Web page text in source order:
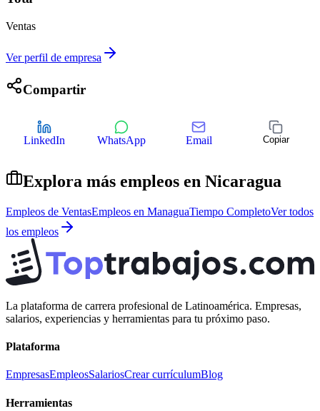
Ventas
Ver perfil de empresa
Compartir
LinkedIn WhatsApp Email Copiar
Explora más empleos en Nicaragua
Empleos de VentasEmpleos en ManaguaTiempo CompletoVer todos
los empleos
La plataforma de carrera profesional de Latinoamérica. Empresas,
salarios, experiencias y herramientas para tu próximo paso.
Plataforma
EmpresasEmpleosSalariosCrear currículumBlog
Herramientas